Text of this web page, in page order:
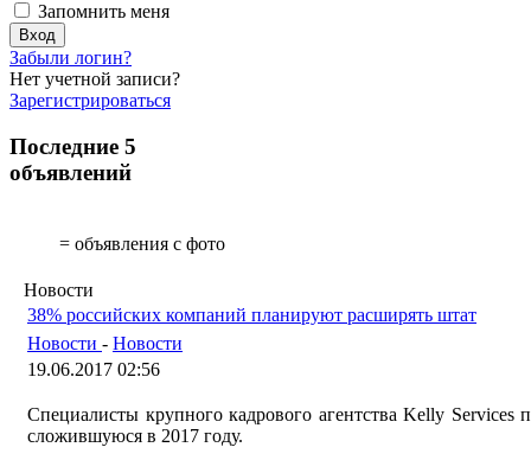
Запомнить меня
Забыли логин?
Нет учетной записи?
Зарегистрироваться
Последние 5
объявлений
= объявления с фото
Новости
38% российских компаний планируют расширять штат
Новости - Новости
19.06.2017 02:56
Специалисты крупного кадрового агентства Kelly Services
сложившуюся в 2017 году.